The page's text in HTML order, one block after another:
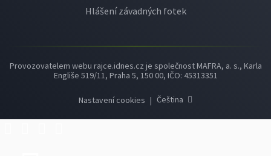
Hlášení závadných fotek
Provozovatelem webu rajce.idnes.cz je společnost MAFRA, a. s., Karla
Engliše 519/11, Praha 5, 150 00, IČO: 45313351
Nastavení cookies | Čeština